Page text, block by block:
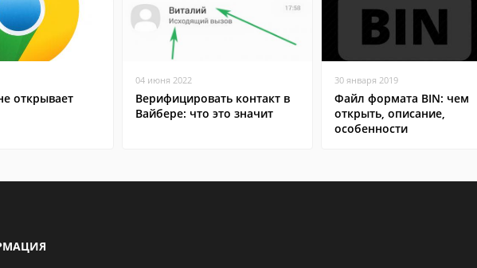
открывает
04 июня 2022
Верифицировать контакт в
Вайбере: что это значит
30 января 2019
Файл формата BIN: чем
открыть, описание,
особенности